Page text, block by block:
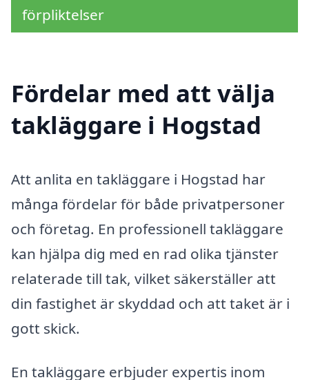
förpliktelser
Fördelar med att välja
takläggare i Hogstad
Att anlita en takläggare i Hogstad har
många fördelar för både privatpersoner
och företag. En professionell takläggare
kan hjälpa dig med en rad olika tjänster
relaterade till tak, vilket säkerställer att
din fastighet är skyddad och att taket är i
gott skick.
En takläggare erbjuder expertis inom